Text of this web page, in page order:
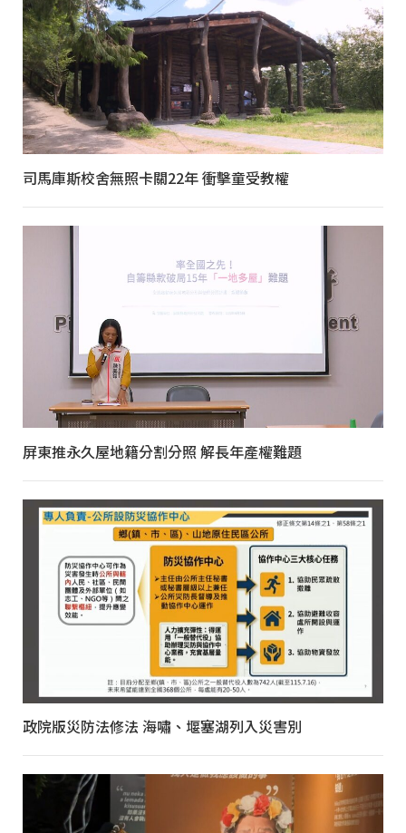
司馬庫斯校舍無照卡關22年 衝擊童受教權
屏東推永久屋地籍分割分照 解長年產權難題
政院版災防法修法 海嘯、堰塞湖列入災害別